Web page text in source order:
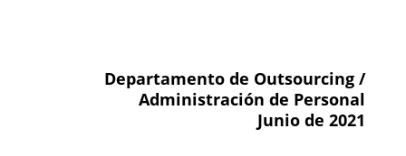
Departamento de Outsourcing /
Administración de Personal
Junio de 2021